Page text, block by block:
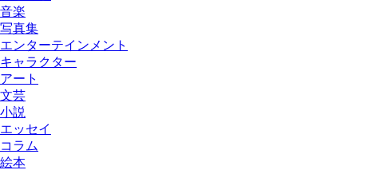
音楽
写真集
エンターテインメント
キャラクター
アート
文芸
小説
エッセイ
コラム
絵本